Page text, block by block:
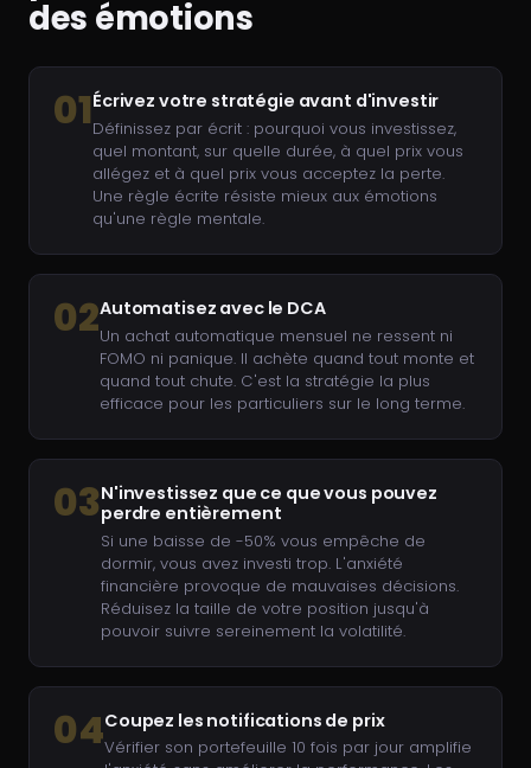
des émotions
01Écrivez votre stratégie avant d'investir
Définissez par écrit : pourquoi vous investissez,
quel montant, sur quelle durée, à quel prix vous
allégez et à quel prix vous acceptez la perte.
Une règle écrite résiste mieux aux émotions
qu'une règle mentale.
02Automatisez avec le DCA
Un achat automatique mensuel ne ressent ni
FOMO ni panique. Il achète quand tout monte et
quand tout chute. C'est la stratégie la plus
efficace pour les particuliers sur le long terme.
03N'investissez que ce que vous pouvez
perdre entièrement
Si une baisse de -50% vous empêche de
dormir, vous avez investi trop. L'anxiété
financière provoque de mauvaises décisions.
Réduisez la taille de votre position jusqu'à
pouvoir suivre sereinement la volatilité.
04Coupez les notifications de prix
Vérifier son portefeuille 10 fois par jour amplifie